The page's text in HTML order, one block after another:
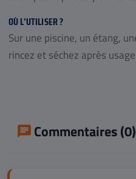
OÙ L’UTILISER ?
Sur une piscine, un étang,
rincez et séchez après
Commentaires (0)